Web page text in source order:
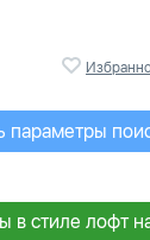
параметры
в стиле лофт